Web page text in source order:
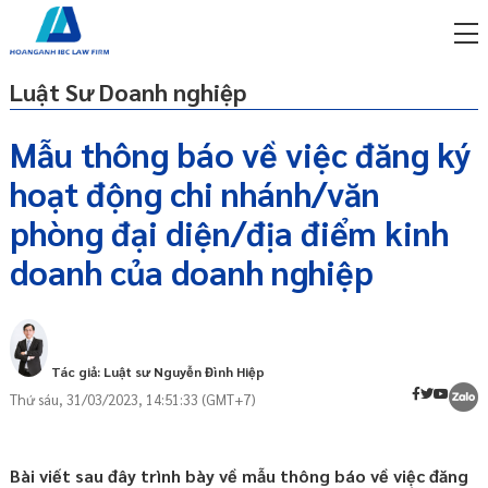
Luật Sư Doanh nghiệp
Mẫu thông báo về việc đăng ký
hoạt động chi nhánh/văn
phòng đại diện/địa điểm kinh
doanh của doanh nghiệp
Tác giả: Luật sư Nguyễn Đình Hiệp
Thứ sáu, 31/03/2023, 14:51:33 (GMT+7)
Bài viết sau đây trình bày về mẫu thông báo về việc đăng
Chi nhánh, văn phòng đại diện, địa điểm
kinh doanh là gì?
Mẫu thông báo về việc đăng ký hoạt
động chi nhánh/ văn phòng địa diện/ địa
động chi nhánh/ văn phòng địa diện/ địa
phí qua zalo
sư trực tuyến online
ty/doanh nghiệp
gói
phí qua zalo
sư trực tuyến online
gói
gói